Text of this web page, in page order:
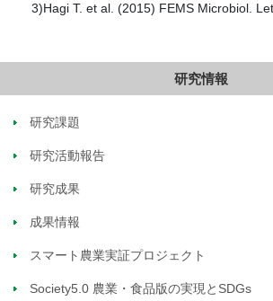
3)Hagi T. et al. (2015) FEMS Microbiol.
研究情報
研究課題
研究活動報告
研究成果
成果情報
スマート農業実証プロジェクト
Society5.0 農業・食品版の実現とSDGs